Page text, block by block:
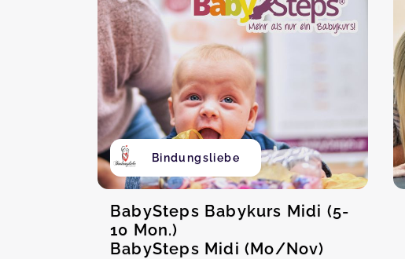
Bindungsliebe
BabySteps Babykurs Midi (5-
10 Mon.)
BabySteps Midi (Mo/Nov)